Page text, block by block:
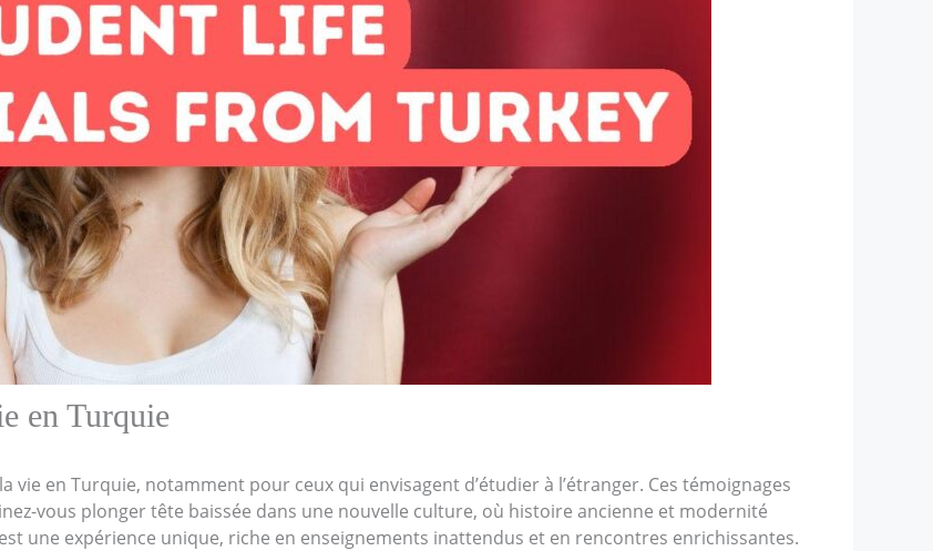
en Turquie
vie en Turquie, notamment pour ceux qui envisagent d’étudier à l’étranger. Ces témoignages
vous plonger tête baissée dans une nouvelle culture, où histoire ancienne et modernité
une expérience unique, riche en enseignements inattendus et en rencontres enrichissantes.